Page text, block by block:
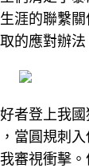
涯的聯繫
的應對辦法
者登上我
當圓規刺入
審視衝擊